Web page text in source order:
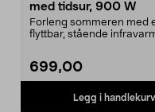
med tidsur, 900 W
Forleng sommeren med
flyttbar, stående
699,00
Legg i handlekurv